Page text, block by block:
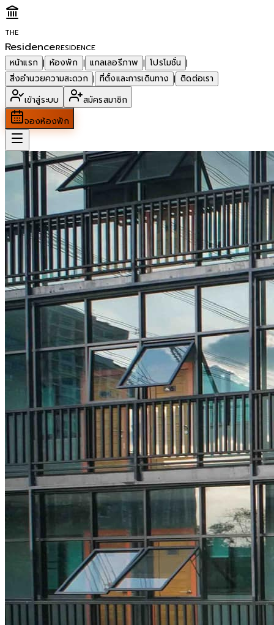
THE
ResidenceRESIDENCE
หน้าแรก | ห้องพัก | แกลเลอรีภาพ | โปรโมชั่น |
สิ่งอำนวยความสะดวก | ที่ตั้งและการเดินทาง | ติดต่อเรา
เข้าสู่ระบบ
สมัครสมาชิก
จองห้องพัก